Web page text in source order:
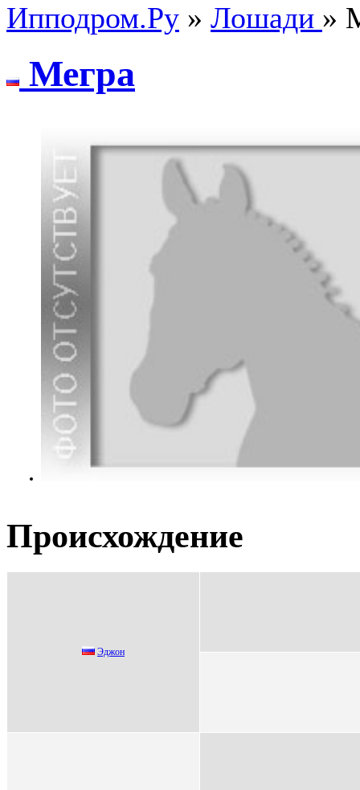
Ипподром.Ру » Лошади »
Мегра
Происхождение
Эджoн